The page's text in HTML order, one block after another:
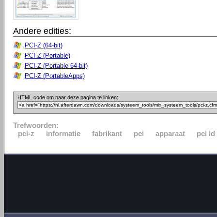
Andere edities:
PCI-Z (64-bit)
PCI-Z (Portable)
PCI-Z (Portable 64-bit)
PCI-Z (PortableApps)
HTML code om naar deze pagina te linken:
Trefwoorden:
pci-z
informatie fabrikant pci apparaat pci